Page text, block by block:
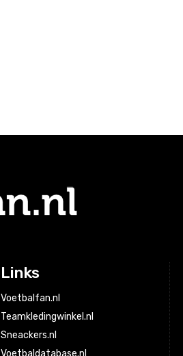
Links
Voetbalfan.nl
Teamkledingwinkel.nl
Sneackers.nl
Voetbaldatabase.nl